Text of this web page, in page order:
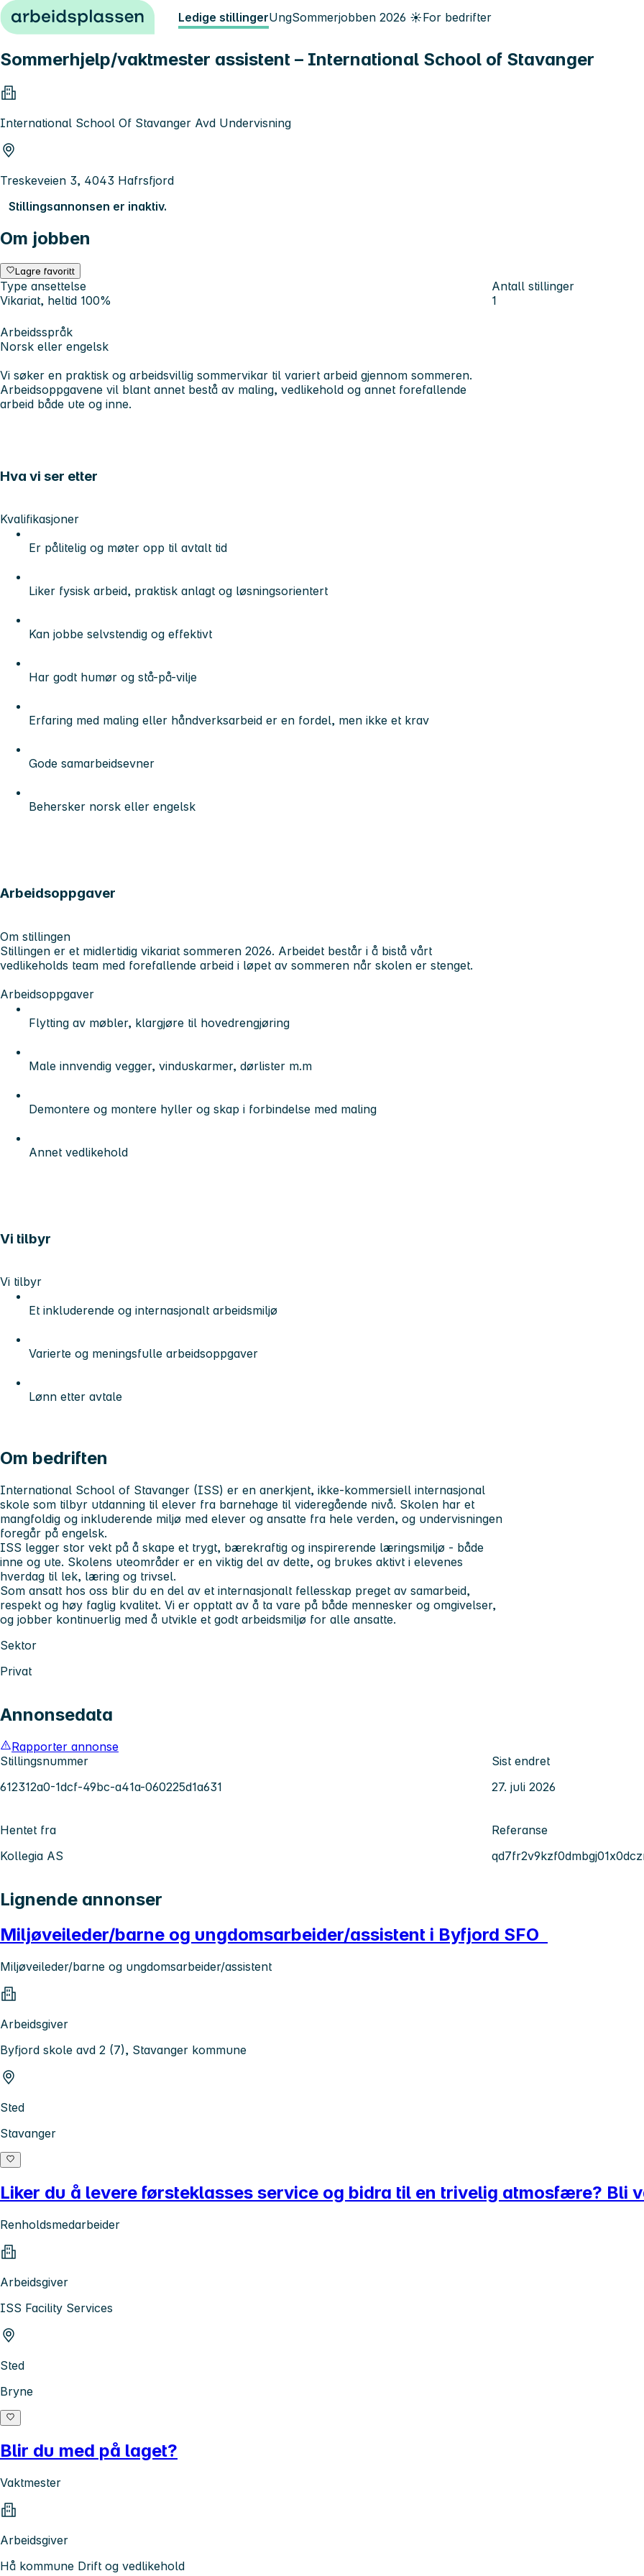
Hopp til innhold Ledige stillingerUngSommerjobben 2026 ☀️For bedrifter
Sommerhjelp/vaktmester assistent – International School of Stavanger
International School Of Stavanger Avd Undervisning
Treskeveien 3, 4043 Hafrsfjord
Stillingsannonsen er inaktiv.
Om jobben
Lagre favoritt
Type ansettelse
Vikariat, heltid 100%
Antall stillinger
1
Arbeidsspråk
Norsk eller engelsk
Vi søker en praktisk og arbeidsvillig sommervikar til variert arbeid gjennom sommeren.
Arbeidsoppgavene vil blant annet bestå av maling, vedlikehold og annet forefallende
arbeid både ute og inne.
Hva vi ser etter
Kvalifikasjoner
Er pålitelig og møter opp til avtalt tid
Liker fysisk arbeid, praktisk anlagt og løsningsorientert
Kan jobbe selvstendig og effektivt
Har godt humør og stå-på-vilje
Erfaring med maling eller håndverksarbeid er en fordel, men ikke et krav
Gode samarbeidsevner
Behersker norsk eller engelsk
Arbeidsoppgaver
Om stillingen
Stillingen er et midlertidig vikariat sommeren 2026. Arbeidet består i å bistå vårt
vedlikeholds team med forefallende arbeid i løpet av sommeren når skolen er stenget.
Arbeidsoppgaver
Flytting av møbler, klargjøre til hovedrengjøring
Male innvendig vegger, vinduskarmer, dørlister m.m
Demontere og montere hyller og skap i forbindelse med maling
Annet vedlikehold
Vi tilbyr
Vi tilbyr
Et inkluderende og internasjonalt arbeidsmiljø
Varierte og meningsfulle arbeidsoppgaver
Lønn etter avtale
Om bedriften
International School of Stavanger (ISS) er en anerkjent, ikke-kommersiell internasjonal
skole som tilbyr utdanning til elever fra barnehage til videregående nivå. Skolen har et
mangfoldig og inkluderende miljø med elever og ansatte fra hele verden, og undervisningen
foregår på engelsk.
ISS legger stor vekt på å skape et trygt, bærekraftig og inspirerende læringsmiljø - både
inne og ute. Skolens uteområder er en viktig del av dette, og brukes aktivt i elevenes
hverdag til lek, læring og trivsel.
Som ansatt hos oss blir du en del av et internasjonalt fellesskap preget av samarbeid,
respekt og høy faglig kvalitet. Vi er opptatt av å ta vare på både mennesker og omgivelser,
og jobber kontinuerlig med å utvikle et godt arbeidsmiljø for alle ansatte.
Sektor
Privat
Annonsedata
Rapporter annonse
Stillingsnummer
612312a0-1dcf-49bc-a41a-060225d1a631
Sist endret
27. juli 2026
Hentet fra
Kollegia AS
Referanse
Lignende annonser
Miljøveileder/barne og ungdomsarbeider/assistent i Byfjord SFO
Miljøveileder/barne og ungdomsarbeider/assistent
Arbeidsgiver
Byfjord skole avd 2 (7), Stavanger kommune
Sted
Stavanger
Liker du å levere førsteklasses service og bidra til en trivelig atmosfære? Bli
Renholdsmedarbeider
Arbeidsgiver
ISS Facility Services
Sted
Bryne
Blir du med på laget?
Vaktmester
Arbeidsgiver
Hå kommune Drift og vedlikehold